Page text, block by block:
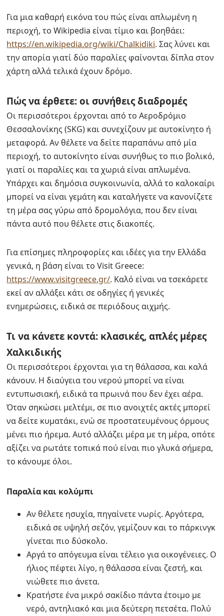
Για μια καθαρή εικόνα του πώς είναι απλωμένη η
περιοχή, το Wikipedia είναι τίμιο και βοηθάει:
https://en.wikipedia.org/wiki/Chalkidiki. Σας λύνει και
την απορία γιατί δύο παραλίες φαίνονται δίπλα στον
χάρτη αλλά τελικά έχουν δρόμο.
Πώς να έρθετε: οι συνήθεις διαδρομές
Οι περισσότεροι έρχονται από το Αεροδρόμιο
Θεσσαλονίκης (SKG) και συνεχίζουν με αυτοκίνητο ή
μεταφορά. Αν θέλετε να δείτε παραπάνω από μία
περιοχή, το αυτοκίνητο είναι συνήθως το πιο βολικό,
γιατί οι παραλίες και τα χωριά είναι απλωμένα.
Υπάρχει και δημόσια συγκοινωνία, αλλά το καλοκαίρι
μπορεί να είναι γεμάτη και καταλήγετε να κανονίζετε
τη μέρα σας γύρω από δρομολόγια, που δεν είναι
πάντα αυτό που θέλετε στις διακοπές.
Για επίσημες πληροφορίες και ιδέες για την Ελλάδα
γενικά, η βάση είναι το Visit Greece:
https://www.visitgreece.gr/. Καλό είναι να τσεκάρετε
εκεί αν αλλάξει κάτι σε οδηγίες ή γενικές
ενημερώσεις, ειδικά σε περιόδους αιχμής.
Τι να κάνετε κοντά: κλασικές, απλές μέρες
Χαλκιδικής
Οι περισσότεροι έρχονται για τη θάλασσα, και καλά
κάνουν. Η διαύγεια του νερού μπορεί να είναι
εντυπωσιακή, ειδικά τα πρωινά που δεν έχει αέρα.
Όταν σηκώσει μελτέμι, σε πιο ανοιχτές ακτές μπορεί
να δείτε κυματάκι, ενώ σε προστατευμένους όρμους
μένει πιο ήρεμα. Αυτό αλλάζει μέρα με τη μέρα, οπότε
αξίζει να ρωτάτε τοπικά πού είναι πιο γλυκά σήμερα,
το κάνουμε όλοι.
Παραλία και κολύμπι
Αν θέλετε ησυχία, πηγαίνετε νωρίς. Αργότερα,
ειδικά σε υψηλή σεζόν, γεμίζουν και το πάρκινγκ
γίνεται πιο δύσκολο.
Αργά το απόγευμα είναι τέλειο για οικογένειες. Ο
ήλιος πέφτει λίγο, η θάλασσα είναι ζεστή, και
νιώθετε πιο άνετα.
Κρατήστε ένα μικρό σακίδιο πάντα έτοιμο με
νερό, αντηλιακό και μια δεύτερη πετσέτα. Πολύ